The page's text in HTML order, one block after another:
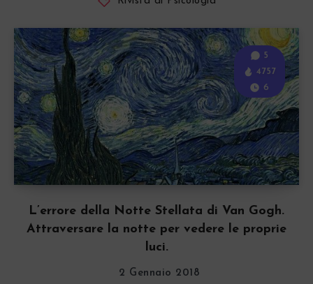
L’errore della Notte Stellata di Van Gogh.
Attraversare la notte per vedere le proprie
luci.
5
4757
6
2 Gennaio 2018